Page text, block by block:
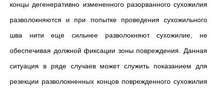
концы дегенеративно измененного разорванного сухожилия
разволокняются и при попытке проведения сухожильного
шва нити еще сильнее разволокняют сухожилие, не
обеспечивая должной фиксации зоны повреждения. Данная
ситуация в ряде случаев может служить показанием для
резекции разволокненных концов поврежденного сухожилия